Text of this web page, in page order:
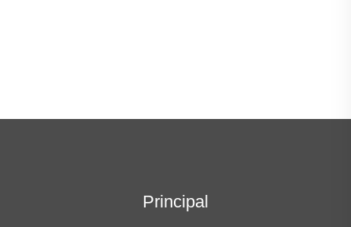
Principal